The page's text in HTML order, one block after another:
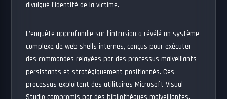
divulgué l’identité de la victime.
L’enquête approfondie sur l’intrusion a révélé un système
complexe de web shells internes, conçus pour exécuter
des commandes relayées par des processus malveillants
persistants et stratégiquement positionnés. Ces
processus exploitent des utilitaires Microsoft Visual